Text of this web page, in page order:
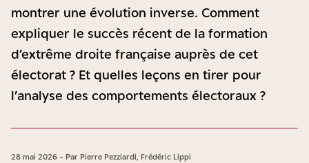
montrer une évolution inverse. Comment
expliquer le succès récent de la formation
d’extrême droite française auprès de cet
électorat ? Et quelles leçons en tirer pour
l’analyse des comportements électoraux ?
28 mai 2026 - Par Pierre Pezziardi, Frédéric Lippi